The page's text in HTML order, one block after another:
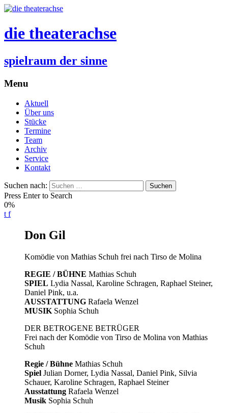
die theaterachse
spielraum der sinne
Menu
Aktuell
Über uns
Stücke
Termine
Team
Archiv
Service
Kontakt
Suchen nach:
Press Enter to Search
0%
t f
Don Gil
Komödie von Mathias Schuh frei nach Tirso de Molina
REGIE / BÜHNE Mathias Schuh
SPIEL Lydia Nassal, Karoline Schragen, Raphael Steiner,
Daniel Pink, u.a.
AUSSTATTUNG Rafaela Wenzel
MUSIK Sophia Schuh
DER BETROGENE BETRÜGER
Frei nach der Komödie von Tirso de Molina von Mathias
Schuh
Regie / Bühne Mathias Schuh
Spiel Julian Dorner, Lydia Nassal, Daniel Pink, Silvia
Schauer, Karoline Schragen, Raphael Steiner
Ausstattung Rafaela Wenzel
Musik Sophia Schuh